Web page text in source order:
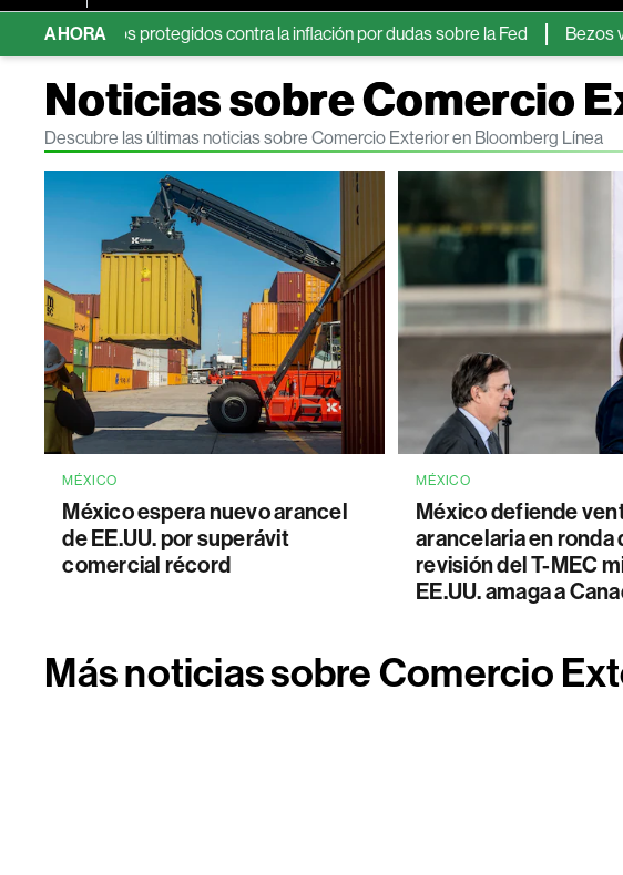
AHORA
bonos protegidos contra la inflación por dudas sobre la Fed Bezos vende
Noticias sobre Comercio
Descubre las últimas noticias sobre Comercio Exterior en Bloomberg Línea
MÉXICO
México espera nuevo arancel
de EE.UU. por superávit
comercial récord
MÉXICO
México defiende
arancelaria en ronda
revisión del T-MEC
EE.UU. amaga a
Más noticias sobre Comercio